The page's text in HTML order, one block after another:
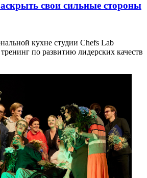
свои сильные стороны
кухне студии Chefs Lab
по развитию лидерских качеств